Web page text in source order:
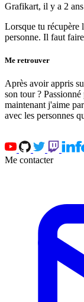
Grafikart, il y a 2 ans
Lorsque tu récupère
personne. Il faut
Me retrouver
Après avoir appris
son tour ?
maintenant j'aime
avec les personnes
Me contacter